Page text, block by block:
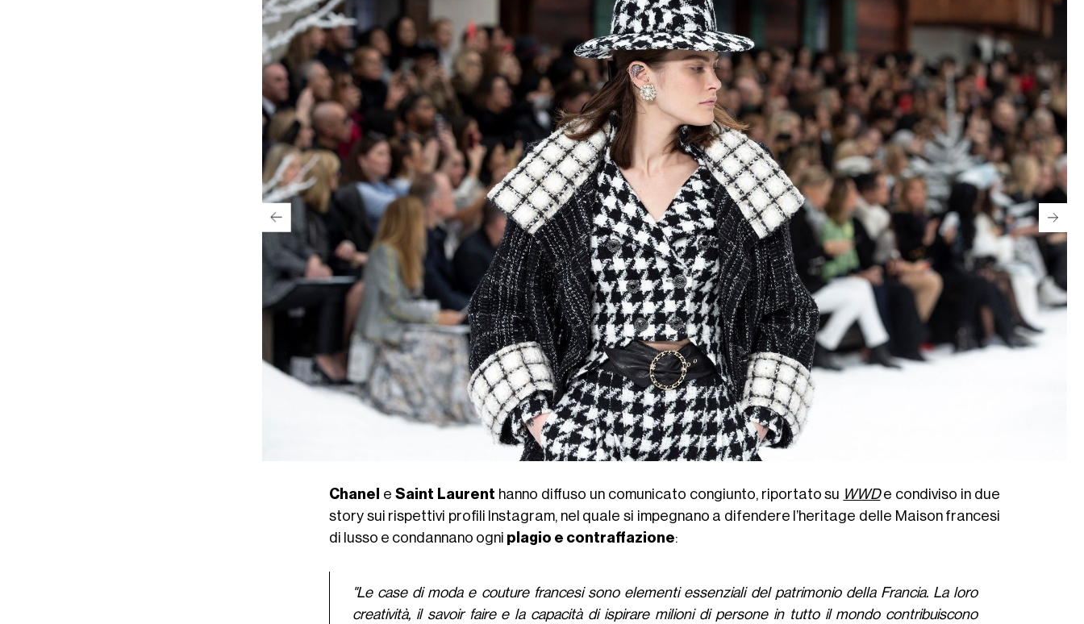
Chanel e Saint Laurent hanno diffuso un comunicato congiunto, riportato su WWDe condiviso in due
story sui rispettivi profili Instagram, nel quale si impegnano a difendere l’heritage delle Maison francesi
di lusso e condannano ogni plagio e contraffazione:
"Le case di moda e couture francesi sono elementi essenziali del patrimonio della Francia. La loro
creatività, il savoir faire e la capacità di ispirare milioni di persone in tutto il mondo contribuiscono